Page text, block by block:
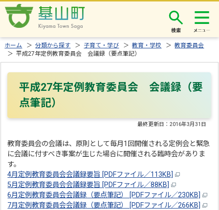
検索
ホーム ＞分類から探す ＞ 子育て・学び ＞教育・学校 ＞教育委員会
＞ 平成27年定例教育委員会 会議録（要点筆記）
平成27年定例教育委員会 会議録（要
点筆記）
最終更新日：2016年3月31日
教育委員会の会議は、原則として毎月1回開催される定例会と緊急
に会議に付すべき事案が生じた場合に開催される臨時会がありま
す。
4月定例教育委員会会議録要旨 [PDFファイル／113KB]
5月定例教育委員会会議録要旨 [PDFファイル／88KB]
6月定例教育委員会会議録（要点筆記） [PDFファイル／230KB]
7月定例教育委員会会議録（要点筆記） [PDFファイル／266KB]